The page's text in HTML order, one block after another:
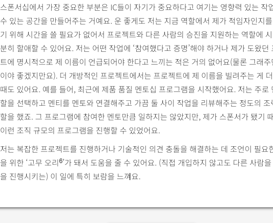
스폰서십에서 가장 중요한 부분은 IC들이 자기가 중요하다고 여기는 영향력 있는 작
수 있는 공간을 만들어주는 거예요. 운 좋게도 저는 지금 역할에서 제가 적임자인지
기 위해 시간을 쓸 필요가 없어서 프로젝트와 다른 사람의 승진을 지원하는 역할에
분히 할애할 수 있어요. 저는 어떤 작업에 ‘참여했다고 증명’해야 하거나 제가 도왔던
트에 명시적으로 제 이름이 언급되어야 한다고 느끼는 적은 거의 없어요(물론 그래
이야 좋겠지만요). 더 개방적인 프로젝트에서는 프로젝트에 제 이름을 빌려주는 게
때도 있어요. 예를 들어, 최근에 제품 품질 멘토십 프로그램을 시작했어요. 저는 주로
할을 선택하고 멘티를 멘토와 연결해주고 가끔 둘 사이 작업을 리뷰해주는 정도의 조
할을 했죠. 그 프로그램에 참여한 멘토만큼 일하지는 않았지만, 제가 스폰서가 됐기
이런 조직 규모의 프로그램을 진행할 수 있었어요.
저는 복잡한 프로젝트를 진행하거나 기술적인 의견 충돌을 해결하는 데 조언이 필요
을 위한 ‘고무 오리6’가 돼서 도움을 줄 수 있어요. (직접 개입하지 않고도 다른 사람
을 진행시키는) 이 일에 특히 보람을 느껴요.